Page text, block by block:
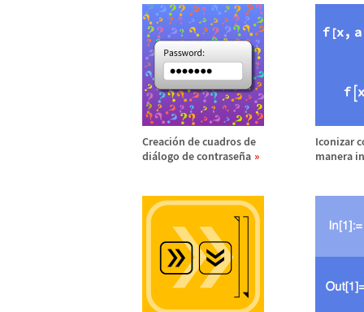
Creación de cuadros de
diálogo de contraseña
Iconizar
manera